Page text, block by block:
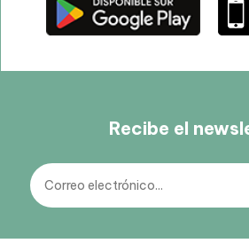
Recibe el